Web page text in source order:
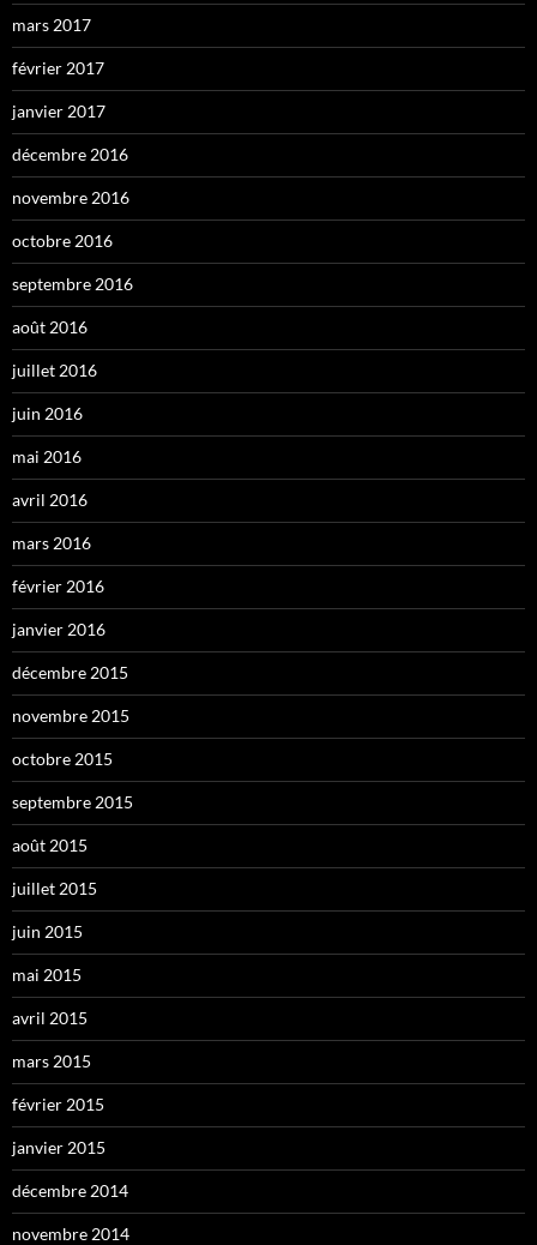
mars 2017
février 2017
janvier 2017
décembre 2016
novembre 2016
octobre 2016
septembre 2016
août 2016
juillet 2016
juin 2016
mai 2016
avril 2016
mars 2016
février 2016
janvier 2016
décembre 2015
novembre 2015
octobre 2015
septembre 2015
août 2015
juillet 2015
juin 2015
mai 2015
avril 2015
mars 2015
février 2015
janvier 2015
décembre 2014
novembre 2014